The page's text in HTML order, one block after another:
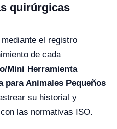
quirúrgicas
el registro
de cada
Mini Herramienta
Animales Pequeños
su historial y
las normativas ISO.